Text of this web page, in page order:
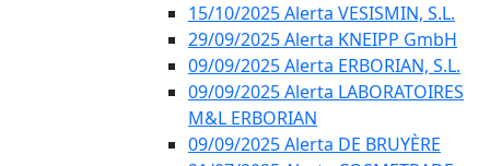
15/10/2025 Alerta VESISMIN, S.L.
29/09/2025 Alerta KNEIPP GmbH
09/09/2025 Alerta ERBORIAN, S.L.
09/09/2025 Alerta LABORATOIRES
M&L ERBORIAN
09/09/2025 Alerta DE BRUYÈRE